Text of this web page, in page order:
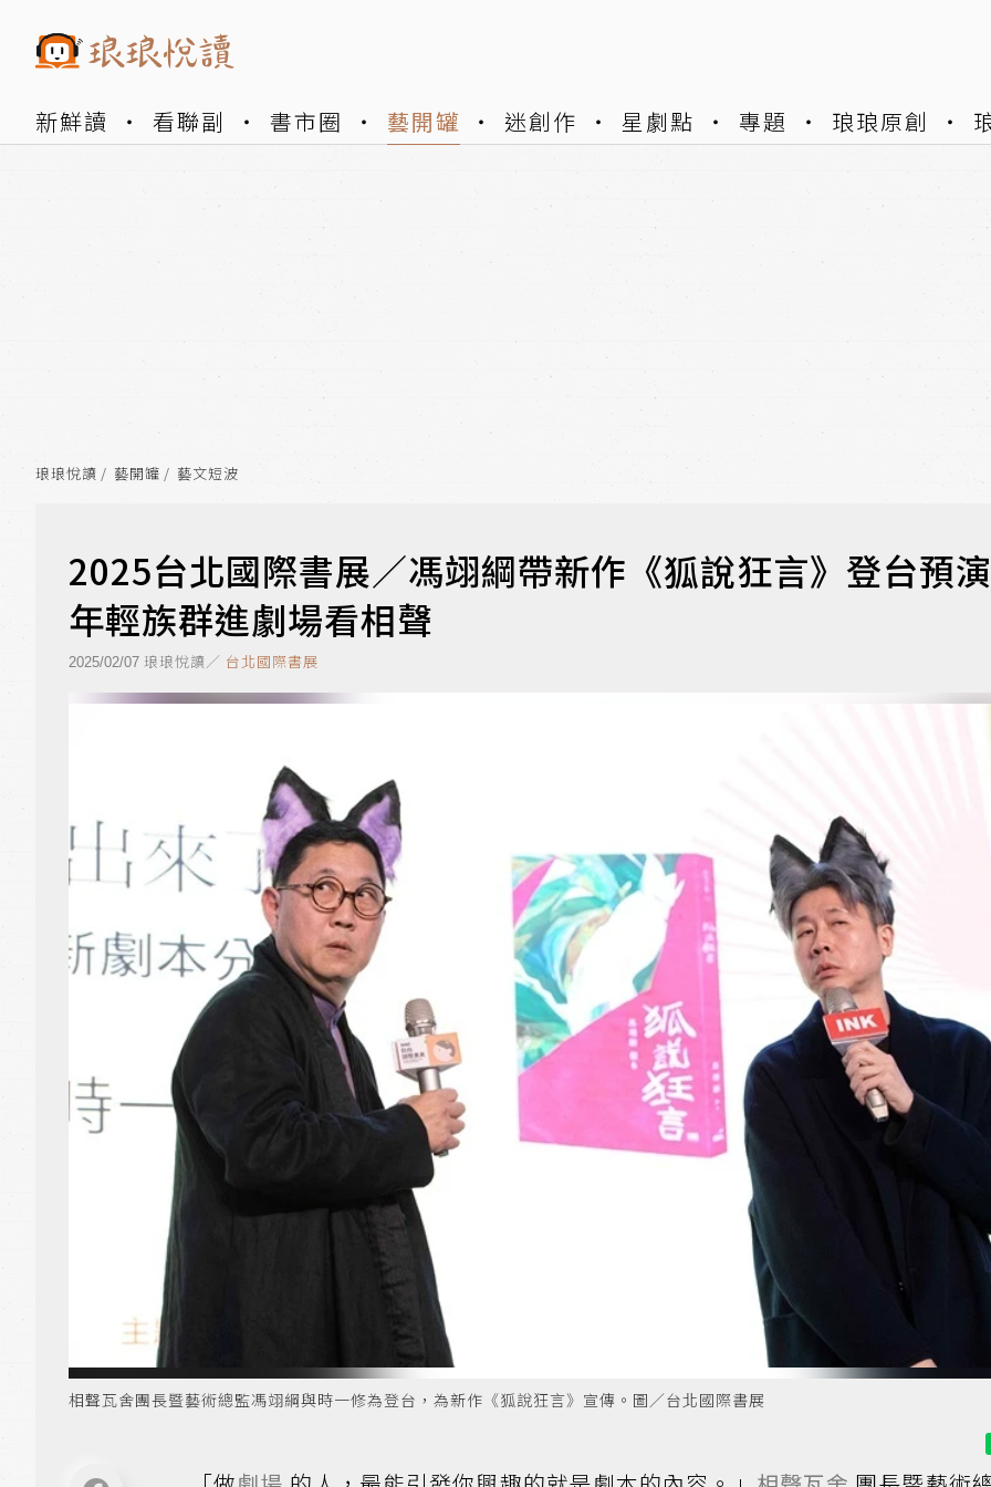
新鮮讀 看聯副 書市圈 藝開罐 迷創作 星劇點 專題 琅琅原創
琅琅悅讀 藝開罐 藝文短波
2025台北國際書展／馮翊綱帶新作《狐說狂言》登台預
年輕族群進劇場看相聲
2025/02/07 琅琅悅讀／ 台北國際書展
相聲瓦舍團長暨藝術總監馮翊綱與時一修為登台，為新作《狐說狂言》宣傳。圖／台北國際書展